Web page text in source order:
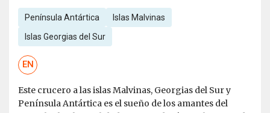
Península Antártica Islas Malvinas
Islas Georgias del Sur
EN
Este crucero a las islas Malvinas, Georgias del Sur y
Península Antártica es el sueño de los amantes del